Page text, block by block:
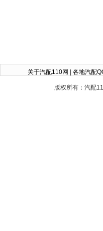
关于汽配110网 各地汽配
版权所有：汽配